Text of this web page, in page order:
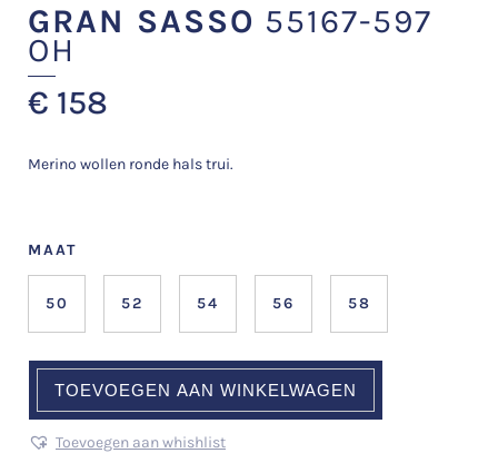
GRAN SASSO 55167-597
OH
€ 158
Merino wollen ronde hals trui.
MAAT
50 52 54 56 58
TOEVOEGEN AAN WINKELWAGEN
Toevoegen aan whishlist